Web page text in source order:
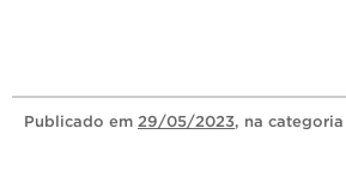
Publicado em 29/05/2023, na categoria